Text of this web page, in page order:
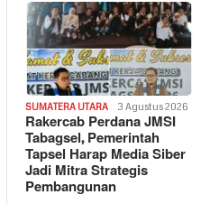
SUMATERA UTARA 3 Agustus 2026
Rakercab Perdana JMSI
Tabagsel, Pemerintah
Tapsel Harap Media Siber
Jadi Mitra Strategis
Pembangunan